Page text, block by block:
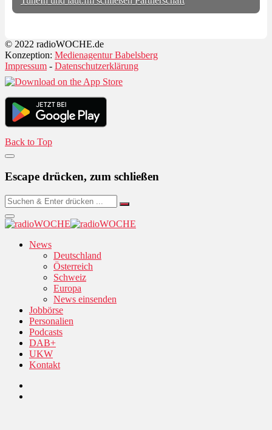
© 2022 radioWOCHE.de
Konzeption: Medienagentur Babelsberg
Impressum - Datenschutzerklärung
Back to Top
Escape drücken, zum schließen
News
Deutschland
Österreich
Schweiz
Europa
News einsenden
Jobbörse
Personalien
Podcasts
DAB+
UKW
Kontakt